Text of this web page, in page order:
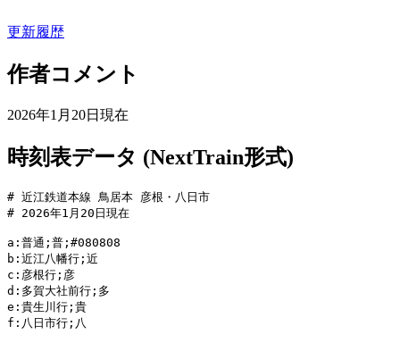
更新履歴
作者コメント
2026年1月20日現在
時刻表データ (NextTrain形式)
# 近江鉄道本線 鳥居本 彦根・八日市
# 2026年1月20日現在
a:普通;普;#080808
b:近江八幡行;近
c:彦根行;彦
d:多賀大社前行;多
e:貴生川行;貴
f:八日市行;八